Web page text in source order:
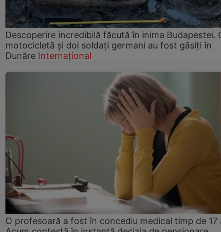
Descoperire incredibilă făcută în inima Budapestei.
motocicletă și doi soldați germani au fost găsiți în
Dunăre Internațional
O profesoară a fost în concediu medical timp de 17